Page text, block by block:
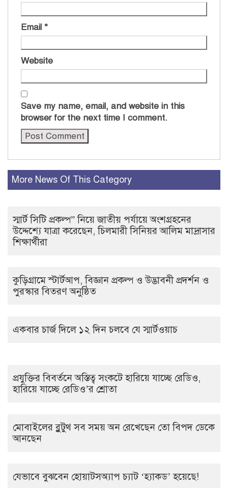
Email *
Website
Save my name, email, and website in this
browser for the next time I comment.
More News Of This Category
স্মার্ট সিটি প্রকল্প” নিয়ে জাতীয় পর্যায়ে অংশগ্রহনের
উদ্দেশ্যে যাত্রা করেছেন, চিলমারী সিনিয়র আলিম মাদ্রাসার
শিক্ষার্থীরা
কুড়িগ্রামে স্টার্টআপ, বিজ্ঞান প্রকল্প ও উদ্ভাবনী প্রদর্শন ও
পুরস্কার বিতরণ অনুষ্ঠিত
একবার চার্জ দিলে ১২ দিন চলবে যে স্মার্টওয়াচ
প্রযুক্তির বিবর্তনে অস্তিত্ব সংকটে হারিয়ে যাচ্ছে রেডিও,
হারিয়ে যাচ্ছে রেডিও’র শ্রোতা
মোবাইলের ব্লুটুথ সব সময় অন রেখেছেন তো বিপদ ডেকে
আনছেন
যেভাবে বুঝবেন হোয়াটসঅ্যাপ চ্যাট ‘হ্যাকড’ হয়েছে!